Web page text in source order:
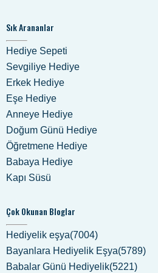
Sık Arananlar
Hediye Sepeti
Sevgiliye Hediye
Erkek Hediye
Eşe Hediye
Anneye Hediye
Doğum Günü Hediye
Öğretmene Hediye
Babaya Hediye
Kapı Süsü
Çok Okunan Bloglar
Hediyelik eşya(7004)
Bayanlara Hediyelik Eşya(5789)
Babalar Günü Hediyelik(5221)